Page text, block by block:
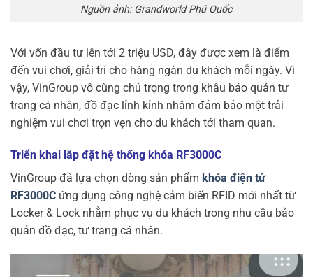
Nguồn ảnh: Grandworld Phú Quốc
Với vốn đầu tư lên tới 2 triệu USD, đây được xem là điểm
đến vui chơi, giải trí cho hàng ngàn du khách mỗi ngày. Vì
vậy, VinGroup vô cùng chú trọng trong khâu bảo quản tư
trang cá nhân, đồ đạc lỉnh kỉnh nhằm đảm bảo một trải
nghiệm vui chơi trọn vẹn cho du khách tới tham quan.
Triển khai lắp đặt hệ thống khóa RF3000C
VinGroup đã lựa chọn dòng sản phẩm khóa điện tử
RF3000C ứng dụng công nghệ cảm biến RFID mới nhất từ
Locker & Lock nhằm phục vụ du khách trong nhu cầu bảo
quản đồ đạc, tư trang cá nhân.